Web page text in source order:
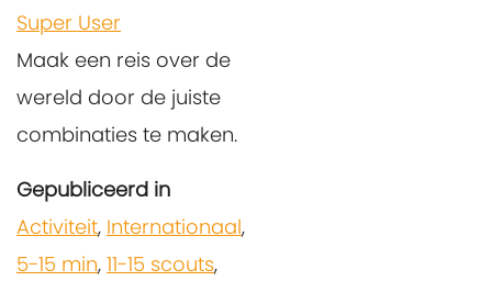
Super User
Maak een reis over de
wereld door de juiste
combinaties te maken.
Gepubliceerd in
Activiteit, Internationaal,
5-15 min, 11-15 scouts,